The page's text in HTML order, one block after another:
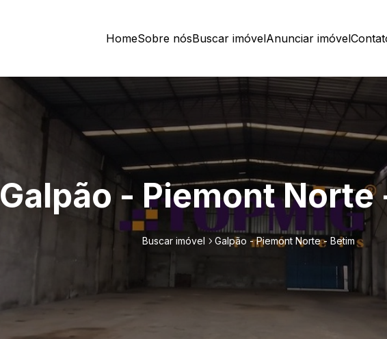
HomeSobre nósBuscar imóvelAnunciar imóvel
Galpão - Piemont Norte
Buscar imóvel Galpão - Piemont Norte - Betim